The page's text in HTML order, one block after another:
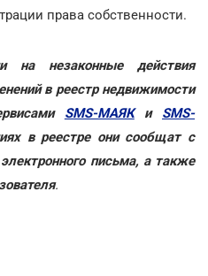
права собственности.
на незаконные действия
в реестр недвижимости
SMS-МАЯКи SMS-
в реестре они сообщат с
письма, а также
.